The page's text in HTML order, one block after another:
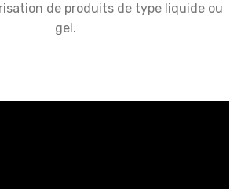
de produits de type liquide ou
gel.